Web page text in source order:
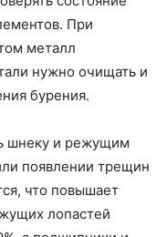
При
металл
нужно очищать и
бурения.
шнеку и режущим
появлении трещин
что повышает
лопастей